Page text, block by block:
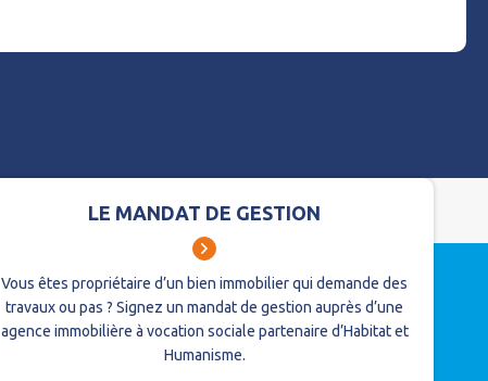
LE MANDAT DE GESTION
Vous êtes propriétaire d’un bien immobilier qui demande des
travaux ou pas ?Signez un mandat de gestion auprès d’une
agence immobilière à vocation sociale partenaire d’Habitat et
Humanisme.